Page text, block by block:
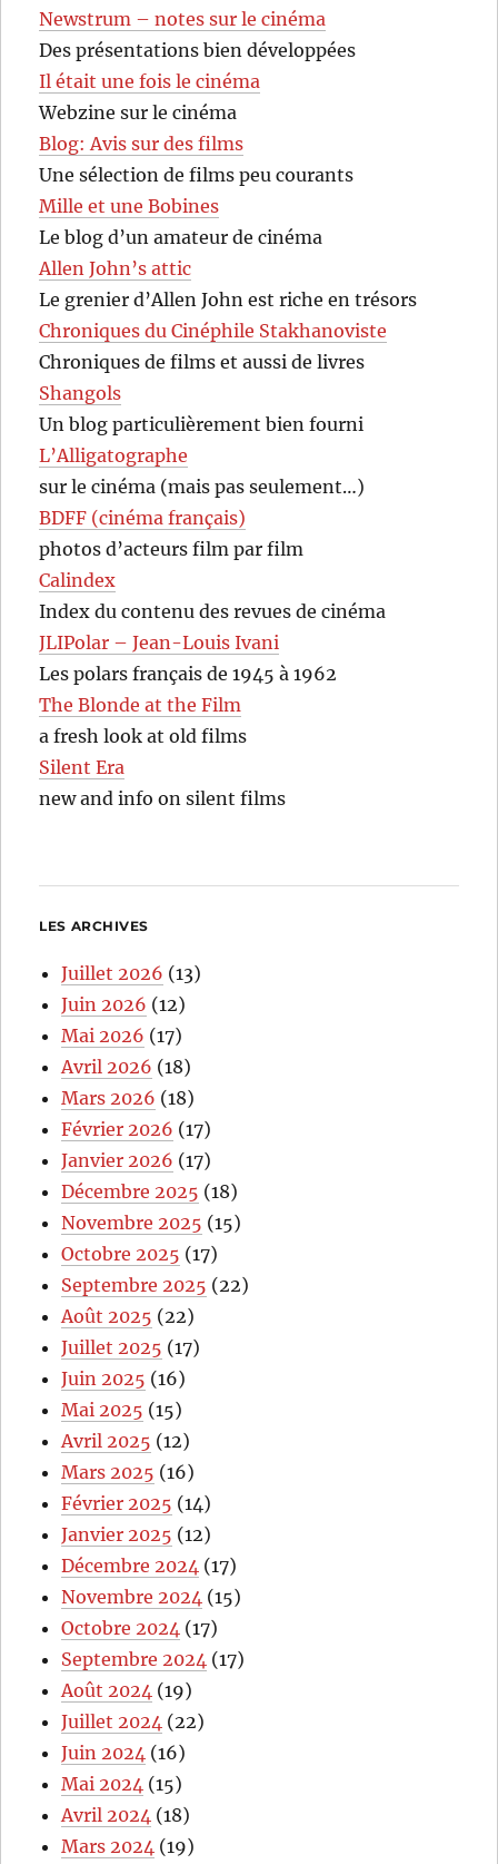
Newstrum – notes sur le cinéma
Des présentations bien développées
Il était une fois le cinéma
Webzine sur le cinéma
Blog: Avis sur des films
Une sélection de films peu courants
Mille et une Bobines
Le blog d’un amateur de cinéma
Allen John’s attic
Le grenier d’Allen John est riche en trésors
Chroniques du Cinéphile Stakhanoviste
Chroniques de films et aussi de livres
Shangols
Un blog particulièrement bien fourni
L’Alligatographe
sur le cinéma (mais pas seulement…)
BDFF (cinéma français)
photos d’acteurs film par film
Calindex
Index du contenu des revues de cinéma
JLIPolar – Jean-Louis Ivani
Les polars français de 1945 à 1962
The Blonde at the Film
a fresh look at old films
Silent Era
new and info on silent films
LES ARCHIVES
Juillet 2026 (13)
Juin 2026 (12)
Mai 2026 (17)
Avril 2026 (18)
Mars 2026 (18)
Février 2026 (17)
Janvier 2026 (17)
Décembre 2025 (18)
Novembre 2025 (15)
Octobre 2025 (17)
Septembre 2025 (22)
Août 2025 (22)
Juillet 2025 (17)
Juin 2025 (16)
Mai 2025 (15)
Avril 2025 (12)
Mars 2025 (16)
Février 2025 (14)
Janvier 2025 (12)
Décembre 2024 (17)
Novembre 2024 (15)
Octobre 2024 (17)
Septembre 2024 (17)
Août 2024 (19)
Juillet 2024 (22)
Juin 2024 (16)
Mai 2024 (15)
Avril 2024 (18)
Mars 2024 (19)